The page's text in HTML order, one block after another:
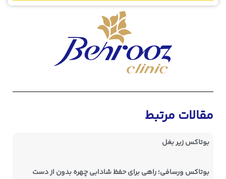
مقالات مرتبط
بوتاکس زیر بغل
بوتاکس ورسافی؛ راهی برای حفظ شادابی چهره بدون از دست